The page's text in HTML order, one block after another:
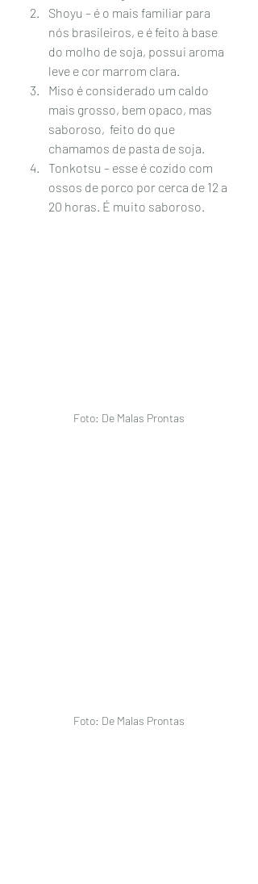
Shoyu – é o mais familiar para
nós brasileiros, e é feito à base
do molho de soja, possui aroma
leve e cor marrom clara.
Miso é considerado um caldo
mais grosso, bem opaco, mas
saboroso,  feito do que
chamamos de pasta de soja.
Tonkotsu – esse é cozido com
ossos de porco por cerca de 12 a
20 horas. É muito saboroso.
Foto: De Malas Prontas
Foto: De Malas Prontas